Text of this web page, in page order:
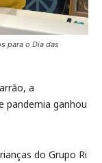
para o Dia das
a
pandemia ganhou
do Grupo Ri